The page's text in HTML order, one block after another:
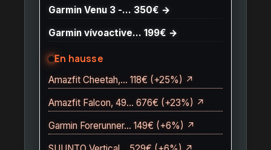
Garmin Venu 3 -… 350€ →
Garmin vívoactive… 199€ →
En hausse
Amazfit Cheetah,… 118€ (+25%) ↗
Amazfit Falcon, 49… 676€ (+23%) ↗
Garmin Forerunner… 149€ (+6%) ↗